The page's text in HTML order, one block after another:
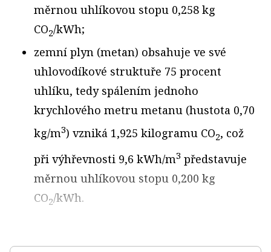
měrnou uhlíkovou stopu 0,258 kg
CO2/kWh;
zemní plyn (metan) obsahuje ve své
uhlovodíkové struktuře 75 procent
uhlíku, tedy spálením jednoho
krychlového metru metanu (hustota 0,70
kg/m3) vzniká 1,925 kilogramu CO2, což
při výhřevnosti 9,6 kWh/m3 představuje
měrnou uhlíkovou stopu 0,200 kg
CO2/kWh.